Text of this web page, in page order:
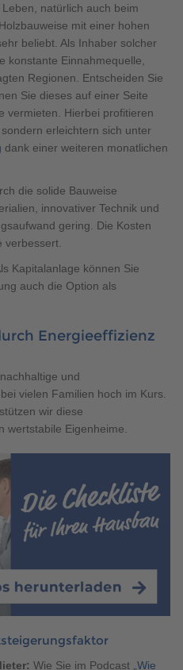
natürlich auch beim
mit einer hohen
beliebt. Als Inhaber solcher
konstante Einnahmequelle,
Regionen. Entscheiden Sie
Sie dieses auf einer Seite
vermieten. Hierbei profitieren
erleichtern sich unter
dank einer weiteren monatlichen
die solide Bauweise
innovativer Technik und
gering. Die Kosten
verbessert.
Kapitalanlage können Sie
auch die Option als
Energieeffizienz
und
vielen Familien hoch im Kurs.
wir diese
wertstabile Eigenheime.
Wie Sie im Podcast „Wie